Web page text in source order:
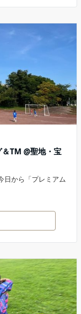
TM @聖地・宝
日から「プレミアム